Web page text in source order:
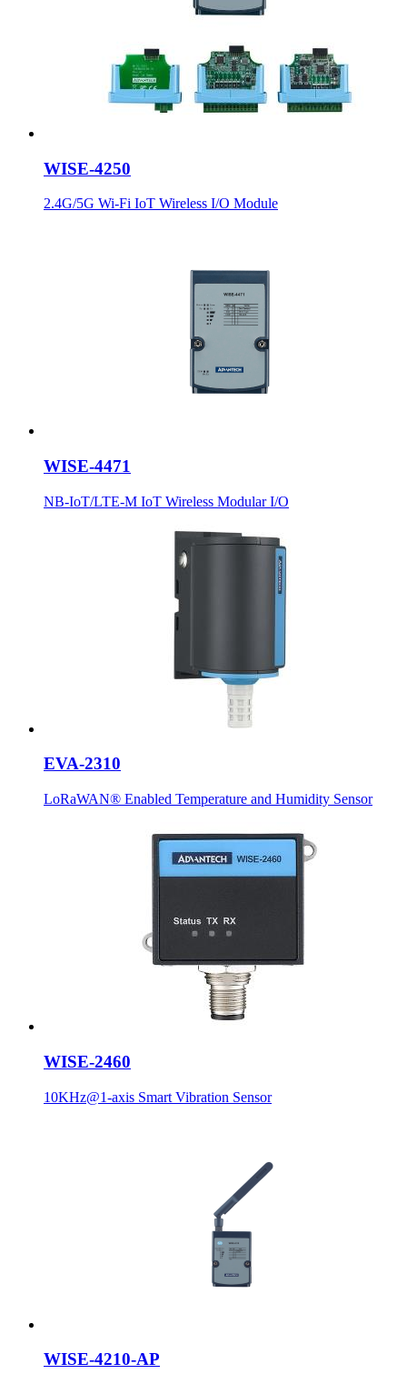
WISE-4250
2.4G/5G Wi-Fi IoT Wireless I/O Module
WISE-4471
NB-IoT/LTE-M IoT Wireless Modular I/O
EVA-2310
LoRaWAN® Enabled Temperature and Humidity Sensor
WISE-2460
10KHz@1-axis Smart Vibration Sensor
WISE-4210-AP